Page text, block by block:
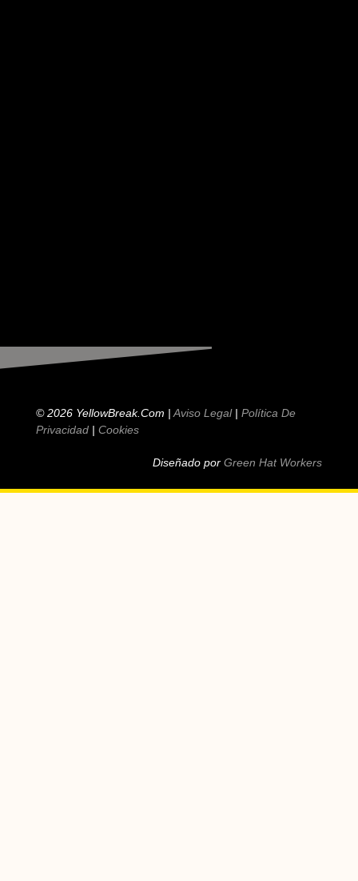
© 2026 YellowBreak.com | Aviso Legal| Política De
Privacidad| Cookies
Diseñado porGreen Hat Workers